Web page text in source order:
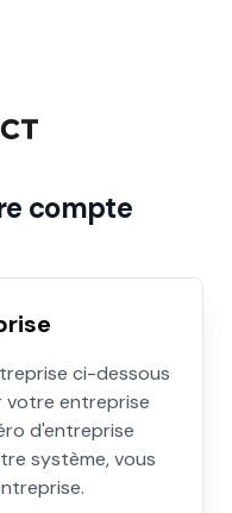
compte
ci-dessous
votre entreprise
d'entreprise
système, vous